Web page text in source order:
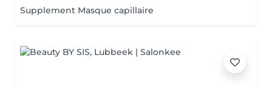
Supplement Masque capillaire